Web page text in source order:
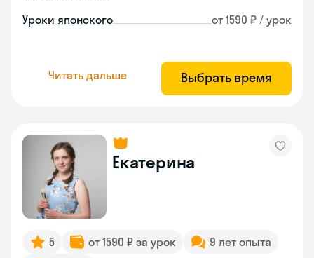
Уроки японского от 1590 ₽ / урок
Читать дальше Выбрать время
Екатерина
5 от 1590 ₽ за урок
9 лет опыта